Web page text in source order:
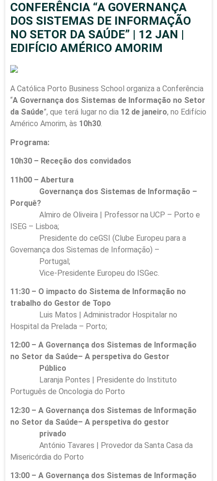
CONFERÊNCIA “A GOVERNANÇA
DOS SISTEMAS DE INFORMAÇÃO
NO SETOR DA SAÚDE” | 12 JAN |
EDIFÍCIO AMÉRICO AMORIM
A Católica Porto Business School organiza a Conferência
“A Governança dos Sistemas de Informação no Setor
da Saúde”, que terá lugar no dia 12 de janeiro, no Edifício
Américo Amorim, às 10h30.
Programa:
10h30 – Receção dos convidados
11h00 – Abertura
Governança dos Sistemas de Informação –
Porquê?
Almiro de Oliveira | Professor na UCP – Porto e
ISEG – Lisboa;
Presidente do ceGSI (Clube Europeu para a
Governança dos Sistemas de Informação) –
Portugal;
Vice-Presidente Europeu do ISGec.
11:30 – O impacto do Sistema de Informação no
trabalho do Gestor de Topo
Luis Matos | Administrador Hospitalar no
Hospital da Prelada – Porto;
12:00 – A Governança dos Sistemas de Informação
no Setor da Saúde– A perspetiva do Gestor
Público
Laranja Pontes | Presidente do Instituto
Português de Oncologia do Porto
12:30 – A Governança dos Sistemas de Informação
no Setor da Saúde– A perspetiva do gestor
privado
António Tavares | Provedor da Santa Casa da
Misericórdia do Porto
13:00 – A Governança dos Sistemas de Informação